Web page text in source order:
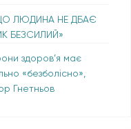
ЛЮДИНА НЕ ДБАЄ
БЕЗСИЛИЙ»
здоров’я має
«безболісно»,
Гнетньов